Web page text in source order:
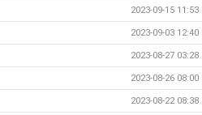
2023-09-15 11:53
2023-09-03 12:40
2023-08-27 03:28
2023-08-26 08:00
2023-08-22 08:38